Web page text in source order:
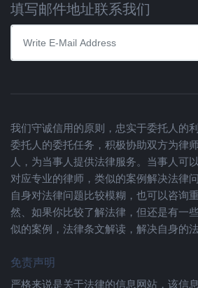
填写邮件地址联系我们
我们守诚信用的原则，忠实于委托人的
委托人的委托任务，积极协助双方为律
人，为当事人提供法律服务。当事人可
对应专业的律师，类似的案例解决法律
自身对法律问题比较模糊，也可以咨询
然、如果你比较了解法律，但还是有一
似的案例，法律条文解读，解决自身的法
免责声明
严格来说是关于法律的信息网站，该信